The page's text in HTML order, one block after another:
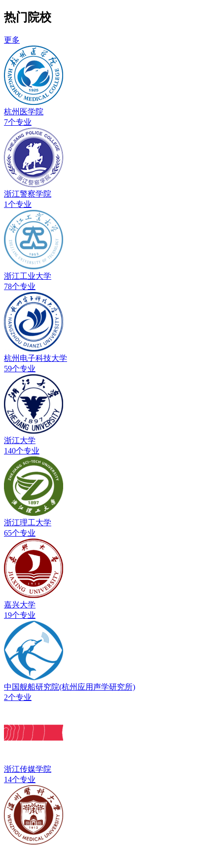
热门院校
更多
杭州医学院
7个专业
浙江警察学院
1个专业
浙江工业大学
78个专业
杭州电子科技大学
59个专业
浙江大学
140个专业
浙江理工大学
65个专业
嘉兴大学
19个专业
中国舰船研究院(杭州应用声学研究所)
2个专业
浙江传媒学院
14个专业